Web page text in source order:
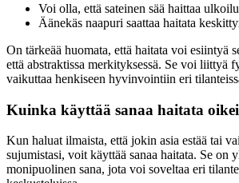
Voi olla, että sateinen sää haittaa
Äänekäs naapuri saattaa haitata
On tärkeää huomata, että haitata voi esiintyä
että abstraktissa merkityksessä. Se voi liittyä
vaikuttaa henkiseen hyvinvointiin eri
Kuinka käyttää sanaa haitata
Kun haluat ilmaista, että jokin asia estää tai
sujumistasi, voit käyttää sanaa haitata. Se on
monipuolinen sana, jota voi soveltaa eri